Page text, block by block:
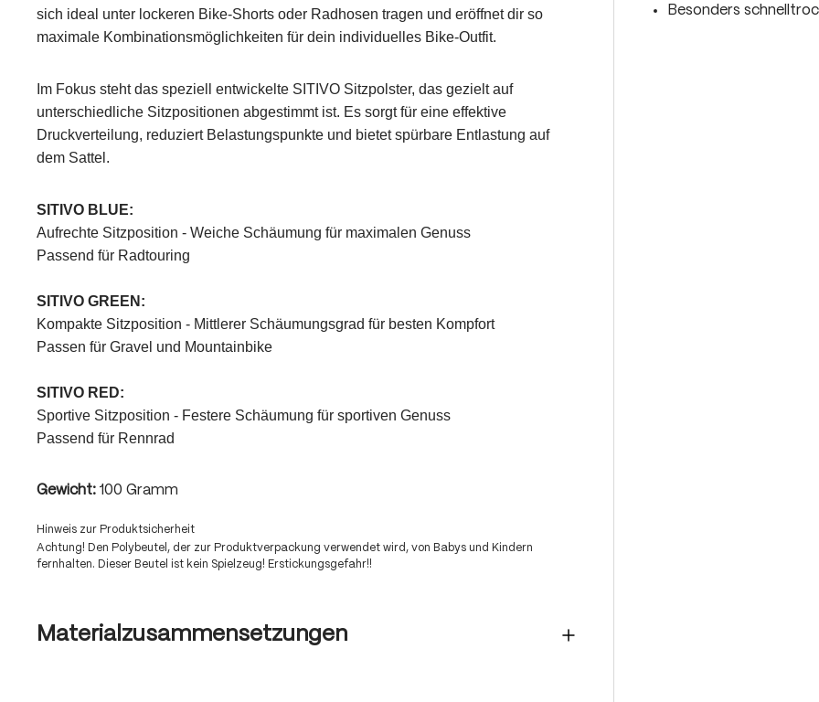
sich ideal unter lockeren Bike-Shorts oder Radhosen tragen und eröffnet dir so
maximale Kombinationsmöglichkeiten für dein individuelles Bike-Outfit.
Im Fokus steht das speziell entwickelte SITIVO Sitzpolster, das gezielt auf
unterschiedliche Sitzpositionen abgestimmt ist. Es sorgt für eine effektive
Druckverteilung, reduziert Belastungspunkte und bietet spürbare Entlastung auf
dem Sattel.
SITIVO BLUE:
Aufrechte Sitzposition - Weiche Schäumung für maximalen Genuss
Passend für Radtouring
SITIVO GREEN:
Kompakte Sitzposition - Mittlerer Schäumungsgrad für besten Kompfort
Passen für Gravel und Mountainbike
SITIVO RED:
Sportive Sitzposition - Festere Schäumung für sportiven Genuss
Passend für Rennrad
Gewicht: 100 Gramm
Hinweis zur Produktsicherheit
Achtung! Den Polybeutel, der zur Produktverpackung verwendet wird, von Babys und Kindern
fernhalten. Dieser Beutel ist kein Spielzeug! Erstickungsgefahr!!
Materialzusammensetzungen
Besonders